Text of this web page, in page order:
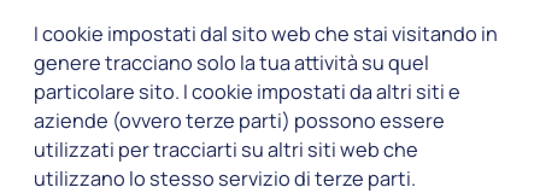
I cookie impostati dal sito web che stai visitando in
genere tracciano solo la tua attività su quel
particolare sito. I cookie impostati da altri siti e
aziende (ovvero terze parti) possono essere
utilizzati per tracciarti su altri siti web che
utilizzano lo stesso servizio di terze parti.